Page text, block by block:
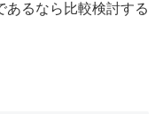
あるなら比較検討する